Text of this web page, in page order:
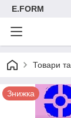
E.FORM
Товари
Знижка